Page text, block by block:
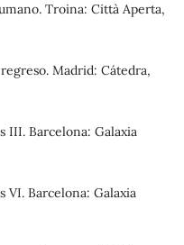
Troina: Città Aperta,
Madrid: Cátedra,
III. Barcelona: Galaxia
VI. Barcelona: Galaxia